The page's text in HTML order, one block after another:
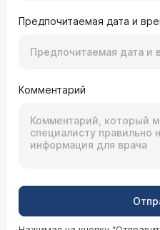
Предпочитаемая дата и
Комментарий